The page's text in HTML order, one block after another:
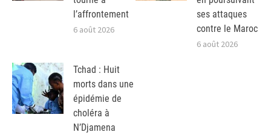
l’affrontement
6 août 2026
ses attaques
contre le Maroc
6 août 2026
Tchad : Huit
morts dans une
épidémie de
choléra à
N’Djamena